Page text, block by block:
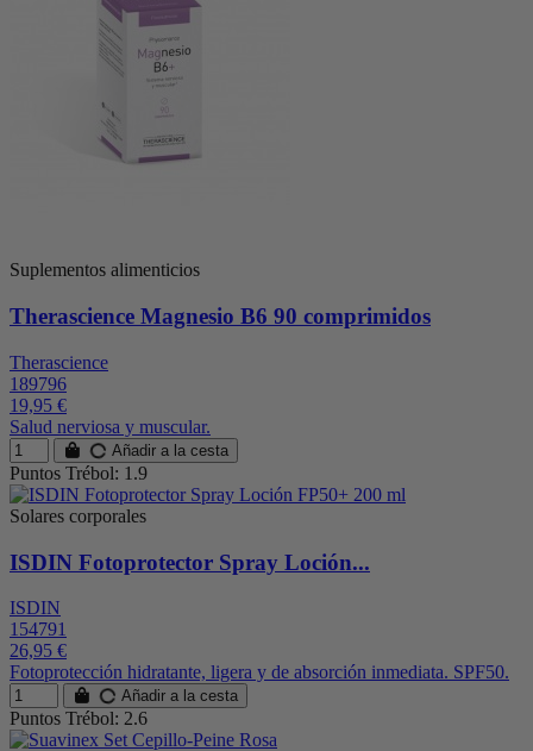
Suplementos alimenticios
Therascience Magnesio B6 90 comprimidos
Therascience
189796
19,95 €
Salud nerviosa y muscular.
Añadir a la cesta
Puntos Trébol: 1.9
Solares corporales
ISDIN Fotoprotector Spray Loción...
ISDIN
154791
26,95 €
Fotoprotección hidratante, ligera y de absorción inmediata. SPF50.
Añadir a la cesta
Puntos Trébol: 2.6